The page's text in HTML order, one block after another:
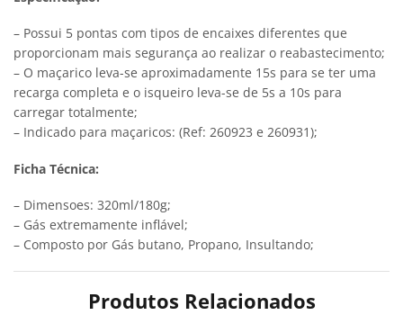
– Possui 5 pontas com tipos de encaixes diferentes que
proporcionam mais segurança ao realizar o reabastecimento;
– O maçarico leva-se aproximadamente 15s para se ter uma
recarga completa e o isqueiro leva-se de 5s a 10s para
carregar totalmente;
– Indicado para maçaricos: (Ref: 260923 e 260931);
Ficha Técnica:
– Dimensoes: 320ml/180g;
– Gás extremamente inflável;
– Composto por Gás butano, Propano, Insultando;
Produtos Relacionados